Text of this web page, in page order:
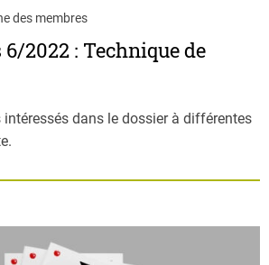
des membres
2022 : Technique de
dans le dossier à différentes